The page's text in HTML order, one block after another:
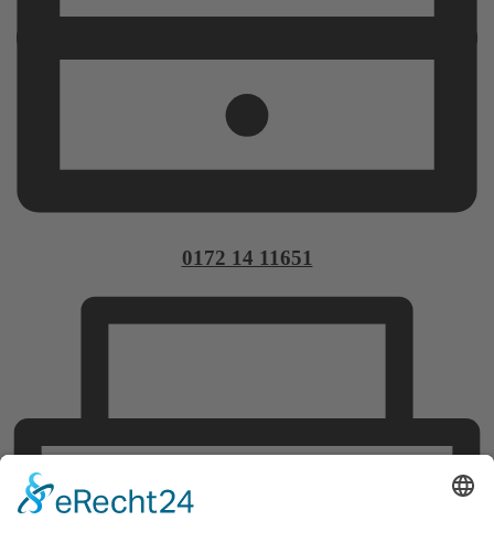
0172 14 11651